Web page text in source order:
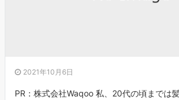
2021年10月6日
PR：株式会社Waqoo 私、20代の頃までは